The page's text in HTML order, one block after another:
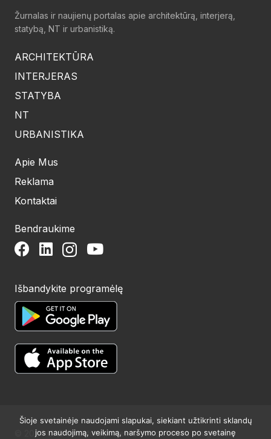
Žurnalas ir naujienų portalas apie architektūrą, interjerą,
statybą, NT ir urbanistiką.
ARCHITEKTŪRA
INTERJERAS
STATYBA
NT
URBANISTIKA
Apie Mus
Reklama
Kontaktai
Bendraukime
Išbandykite programėlę
© 2024 UAB Structum projektai. Visos teisės saugomos.
Šioje svetainėje naudojami slapukai, siekiant užtikrinti sklandų
jos naudojimą, veikimą, naršymo proceso po svetainę